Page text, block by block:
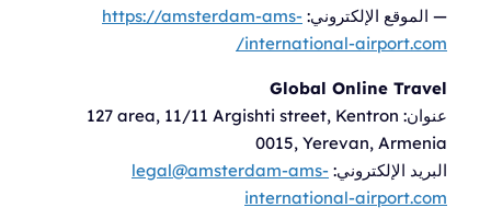
— الموقع الإلكتروني: https://amsterdam-ams-
international-airport.com/
Global Online Travel
عنوان: 127 area, 11/11 Argishti street, Kentron
0015, Yerevan, Armenia
البريد الإلكتروني: legal@amsterdam-ams-
international-airport.com